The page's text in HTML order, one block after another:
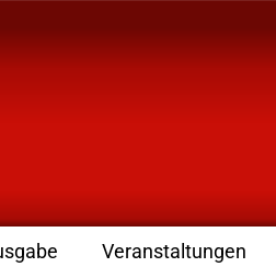
Zeitschrift für Leute
Veranstaltungen